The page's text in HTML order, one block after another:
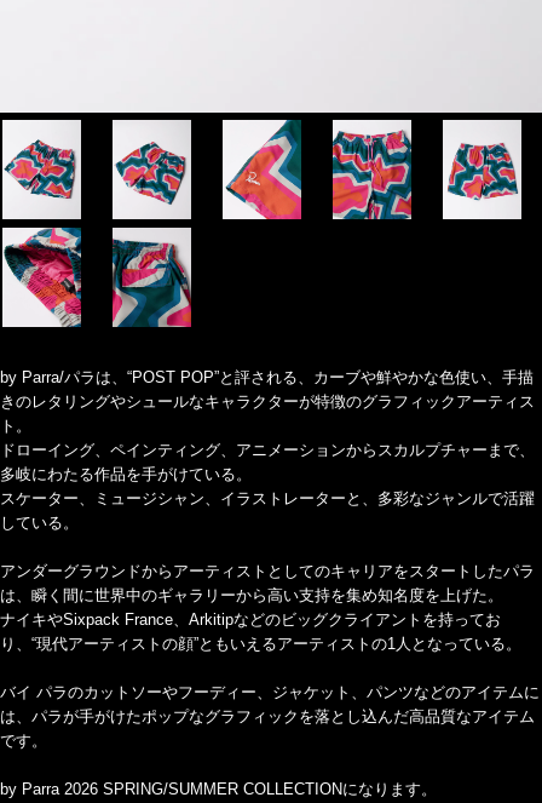
by Parra/パラは、“POST POP”と評される、カーブや鮮やかな色使い、手描
きのレタリングやシュールなキャラクターが特徴のグラフィックアーティス
ト。
ドローイング、ペインティング、アニメーションからスカルプチャーまで、
多岐にわたる作品を手がけている。
スケーター、ミュージシャン、イラストレーターと、多彩なジャンルで活躍
している。
アンダーグラウンドからアーティストとしてのキャリアをスタートしたパラ
は、瞬く間に世界中のギャラリーから高い支持を集め知名度を上げた。
ナイキやSixpack France、Arkitipなどのビッグクライアントを持ってお
り、“現代アーティストの顔”ともいえるアーティストの1人となっている。
バイ パラのカットソーやフーディー、ジャケット、パンツなどのアイテムに
は、パラが手がけたポップなグラフィックを落とし込んだ高品質なアイテム
です。
by Parra 2026 SPRING/SUMMER COLLECTIONになります。